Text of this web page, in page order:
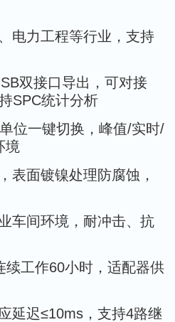
电力工程等行业，支持
双接口导出，可对接
SPC统计分析
位一键切换，峰值/实时/
境
表面镀镍处理防腐蚀，
车间环境，耐冲击、抗
工作60小时，适配器供
延迟≤10ms，支持4路继